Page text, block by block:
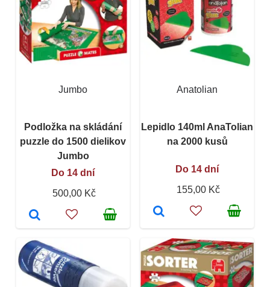
Jumbo
Podložka na skládání
puzzle do 1500 dielikov
Jumbo
Do 14 dní
500,00 Kč
Anatolian
Lepidlo 140ml AnaTolian
na 2000 kusů
Do 14 dní
155,00 Kč